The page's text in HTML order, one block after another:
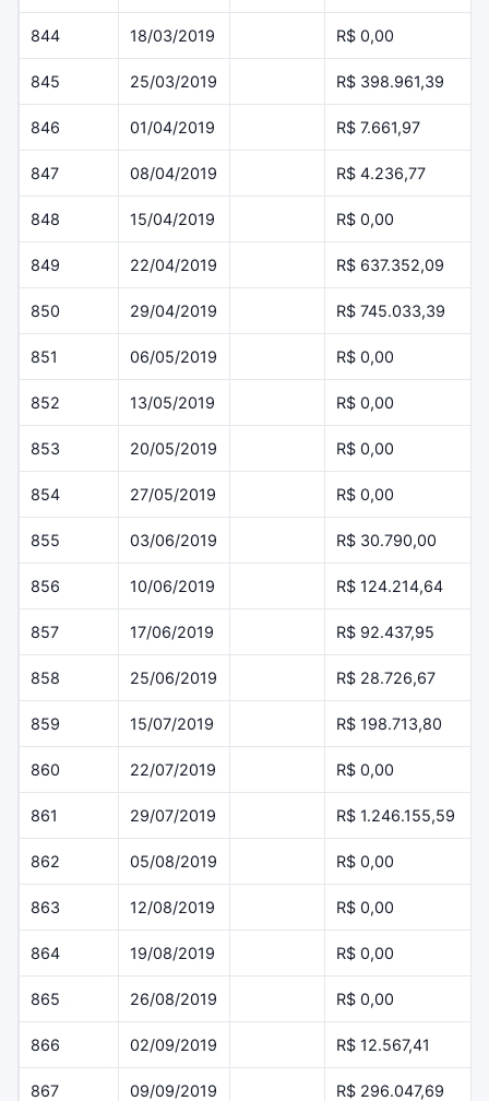
844 18/03/2019 R$ 0,00
845 25/03/2019 R$ 398.961,39
846 01/04/2019 R$ 7.661,97
847 08/04/2019 R$ 4.236,77
848 15/04/2019 R$ 0,00
849 22/04/2019 R$ 637.352,09
850 29/04/2019 R$ 745.033,39
851 06/05/2019 R$ 0,00
852 13/05/2019 R$ 0,00
853 20/05/2019 R$ 0,00
854 27/05/2019 R$ 0,00
855 03/06/2019 R$ 30.790,00
856 10/06/2019 R$ 124.214,64
857 17/06/2019 R$ 92.437,95
858 25/06/2019 R$ 28.726,67
859 15/07/2019 R$ 198.713,80
860 22/07/2019 R$ 0,00
861 29/07/2019 R$ 1.246.155,59
862 05/08/2019 R$ 0,00
863 12/08/2019 R$ 0,00
864 19/08/2019 R$ 0,00
865 26/08/2019 R$ 0,00
866 02/09/2019 R$ 12.567,41
867 09/09/2019 R$ 296.047,69